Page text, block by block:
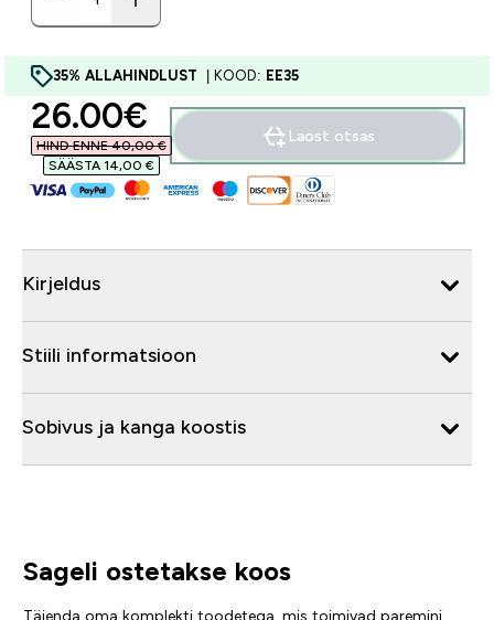
35% ALLAHINDLUST | KOOD: EE35
discounted price
26.00€‎
HIND ENNE 40,00 €‎
SÄÄSTA 14,00 €‎
Laost otsas
Kirjeldus
Stiili informatsioon
Sobivus ja kanga koostis
Sageli ostetakse koos
Täienda oma komplekti toodetega, mis toimivad paremini